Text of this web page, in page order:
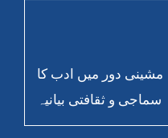
مشینی دور میں ادب کا
سماجی و ثقافتی بیانیہ